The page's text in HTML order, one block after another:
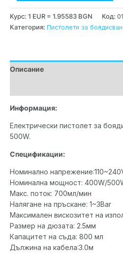
Курс: 1 EUR = 1.95583 BGN Код:
Категория: Пистолети за
Описание
Информация:
Електрически пистолет за
500W.
Спецификации:
Номинално
Номинална мощност: 400W/
Макс. поток: 700мл/мин
Налягане на пръскане: 1~3Bar
Максимален вискозитет на
Размер на дюзата: 2.5мм
Капацитет на съда: 800 мл
Дължина на кабела:3.0м